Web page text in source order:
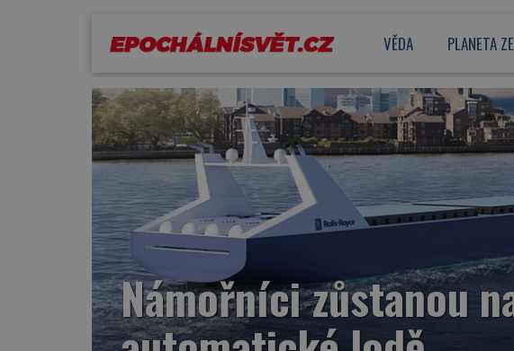
VĚDA PLANETA
Námořníci zůstanou